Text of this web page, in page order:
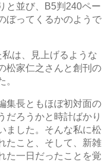
と並び、B5判240ペー
ぼってくるかのようで
は、見上げるような
松家仁之さんと創刊の
。
集長ともほぼ初対面の
だろうかと時計ばかり
ました。そんな私に松
たこと、そして、新雑
た一日だったことを覚